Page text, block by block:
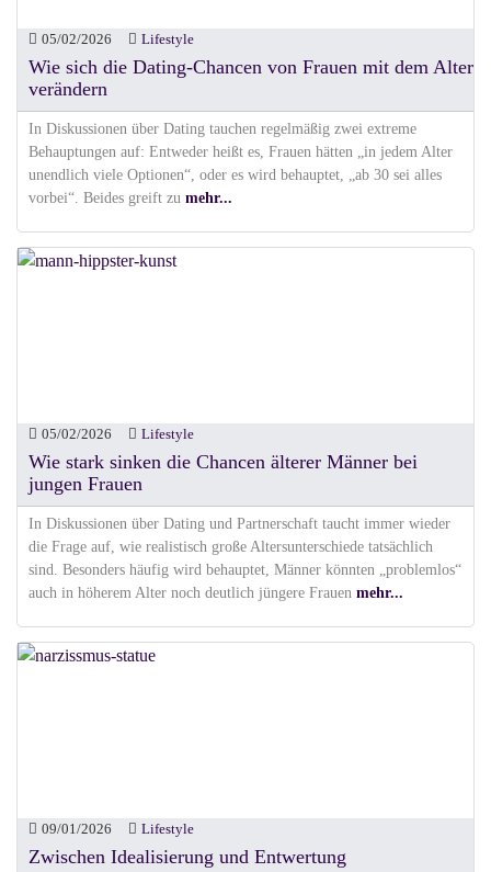
05/02/2026 Lifestyle
Wie sich die Dating-Chancen von Frauen mit dem Alter
verändern
In Diskussionen über Dating tauchen regelmäßig zwei extreme
Behauptungen auf: Entweder heißt es, Frauen hätten „in jedem Alter
unendlich viele Optionen“, oder es wird behauptet, „ab 30 sei alles
vorbei“. Beides greift zu mehr...
05/02/2026 Lifestyle
Wie stark sinken die Chancen älterer Männer bei
jungen Frauen
In Diskussionen über Dating und Partnerschaft taucht immer wieder
die Frage auf, wie realistisch große Altersunterschiede tatsächlich
sind. Besonders häufig wird behauptet, Männer könnten „problemlos“
auch in höherem Alter noch deutlich jüngere Frauen mehr...
09/01/2026 Lifestyle
Zwischen Idealisierung und Entwertung